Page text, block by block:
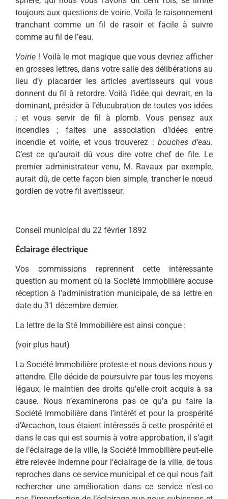
toujours aux questions de voirie. Voilà le raisonnement
tranchant comme un fil de rasoir et facile à suivre
comme au fil de l’eau.
Voirie ! Voilà le mot magique que vous devriez afficher
en grosses lettres, dans votre salle des délibérations au
lieu d’y placarder les articles avertisseurs qui vous
donnent du fil à retordre. Voilà l’idée qui devrait, en la
dominant, présider à l’élucubration de toutes vos idées
; et vous servir de fil à plomb. Vous pensez aux
incendies ; faites une association d’idées entre
incendie et voirie, et vous trouverez : bouches d’eau.
C’est ce qu’aurait dû vous dire votre chef de file. Le
premier administrateur venu, M. Ravaux par exemple,
aurait dû, de cette façon bien simple, trancher le nœud
gordien de votre fil avertisseur.
Conseil municipal du 22 février 1892
Éclairage électrique
Vos commissions reprennent cette intéressante
question au moment où la Société Immobilière accuse
réception à l’administration municipale, de sa lettre en
date du 31 décembre dernier.
La lettre de la Sté Immobilière est ainsi conçue :
(voir plus haut)
La Société Immobilière proteste et nous devions nous y
attendre. Elle décide de poursuivre par tous les moyens
légaux, le maintien des droits qu’elle croit acquis à sa
cause. Nous n’examinerons pas ce qu’a pu faire la
Société Immobilière dans l’intérêt et pour la prospérité
d’Arcachon, tous étaient intéressés à cette prospérité et
dans le cas qui est soumis à votre approbation, il s’agit
de l’éclairage de la ville, la Société Immobilière peut-elle
être relevée indemne pour l’éclairage de la ville, de tous
reproches dans ce service municipal et ce qui nous fait
rechercher une amélioration dans ce service n’est-ce